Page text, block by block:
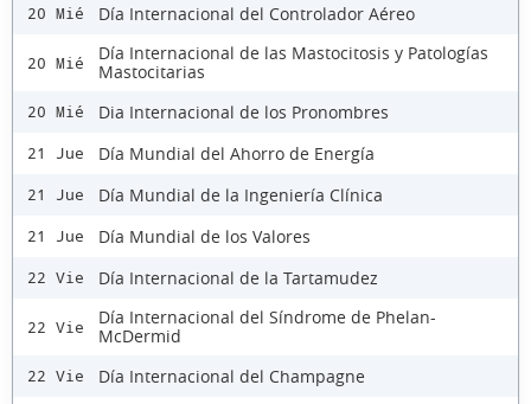
20 Mié Día Internacional del Controlador Aéreo
20 Mié
Día Internacional de las Mastocitosis y Patologías
Mastocitarias
20 Mié Dia Internacional de los Pronombres
21 Jue Día Mundial del Ahorro de Energía
21 Jue Día Mundial de la Ingeniería Clínica
21 Jue Día Mundial de los Valores
22 Vie Día Internacional de la Tartamudez
22 Vie
Día Internacional del Síndrome de Phelan-
McDermid
22 Vie Día Internacional del Champagne